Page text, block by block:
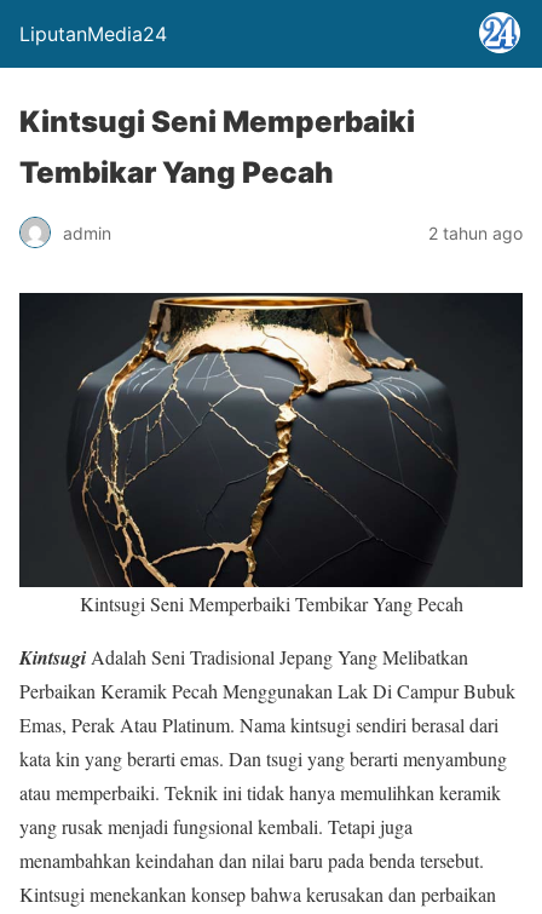
LiputanMedia24
Kintsugi Seni Memperbaiki
Tembikar Yang Pecah
admin 2 tahun ago
Kintsugi Seni Memperbaiki Tembikar Yang Pecah
Kintsugi Adalah Seni Tradisional Jepang Yang Melibatkan
Perbaikan Keramik Pecah Menggunakan Lak Di Campur Bubuk
Emas, Perak Atau Platinum. Nama kintsugi sendiri berasal dari
kata kin yang berarti emas. Dan tsugi yang berarti menyambung
atau memperbaiki. Teknik ini tidak hanya memulihkan keramik
yang rusak menjadi fungsional kembali. Tetapi juga
menambahkan keindahan dan nilai baru pada benda tersebut.
Kintsugi menekankan konsep bahwa kerusakan dan perbaikan